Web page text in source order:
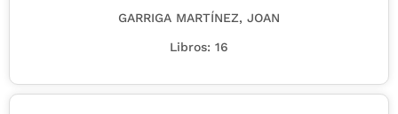
GARRIGA MARTÍNEZ, JOAN
Libros: 16